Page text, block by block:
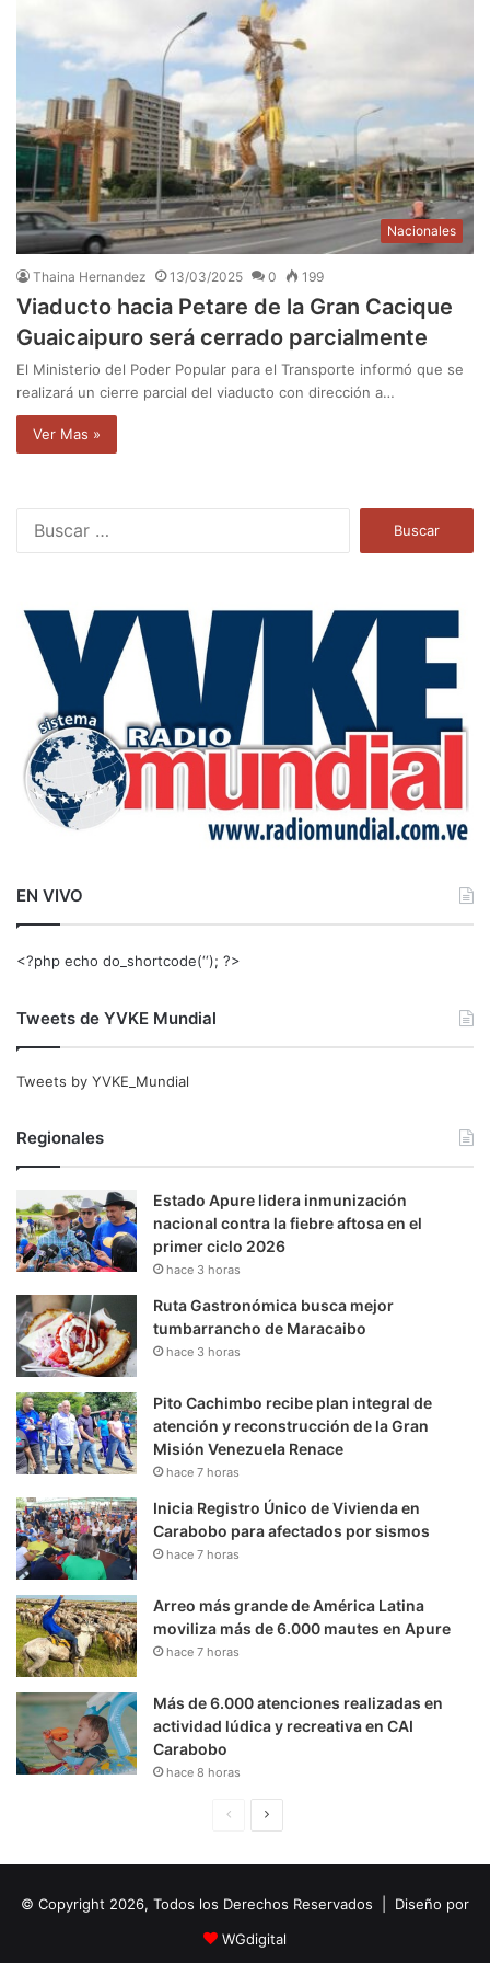
Nacionales
Thaina Hernandez 13/03/2025 0 199
Viaducto hacia Petare de la Gran Cacique
Guaicaipuro será cerrado parcialmente
El Ministerio del Poder Popular para el Transporte informó que se
realizará un cierre parcial del viaducto con dirección a…
Ver Mas »
a
EN VIVO
<?php echo do_shortcode(‘‘); ?>
Tweets de YVKE Mundial
Tweets by YVKE_Mundial
Regionales
Estado Apure lidera inmunización
nacional contra la fiebre aftosa en el
primer ciclo 2026
hace 3 horas
Ruta Gastronómica busca mejor
tumbarrancho de Maracaibo
hace 3 horas
Pito Cachimbo recibe plan integral de
atención y reconstrucción de la Gran
Misión Venezuela Renace
hace 7 horas
Inicia Registro Único de Vivienda en
Carabobo para afectados por sismos
hace 7 horas
Arreo más grande de América Latina
moviliza más de 6.000 mautes en Apure
hace 7 horas
Más de 6.000 atenciones realizadas en
actividad lúdica y recreativa en CAI
Carabobo
hace 8 horas
i
n
u
i
© Copyright 2026, Todos los Derechos Reservados | Diseño por
WGdigital